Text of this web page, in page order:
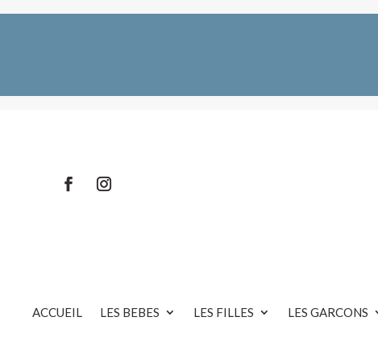
ACCUEIL LES BEBES LES FILLES LES GARCONS